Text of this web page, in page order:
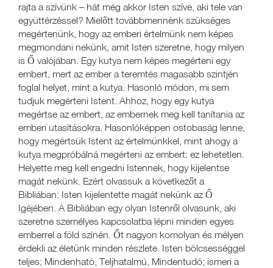
rajta a szívünk – hát még akkor Isten szíve, aki tele van
együttérzéssel? Mielőtt továbbmennénk szükséges
megértenünk, hogy az emberi értelmünk nem képes
megmondani nekünk, amit Isten szeretne, hogy milyen
is Ő valójában. Egy kutya nem képes megérteni egy
embert, mert az ember a teremtés magasabb szintjén
foglal helyet, mint a kutya. Hasonló módon, mi sem
tudjuk megérteni Istent. Ahhoz, hogy egy kutya
megértse az embert, az embernek meg kell tanítania az
emberi utasításokra. Hasonlóképpen ostobaság lenne,
hogy megértsük Istent az értelmünkkel, mint ahogy a
kutya megpróbálná megérteni az embert: ez lehetetlen.
Helyette meg kell engedni Istennek, hogy kijelentse
magát nekünk. Ezért olvassuk a következőt a
Bibliában: Isten kijelentette magát nekünk az Ő
Igéjében. A Bibliában egy olyan Istenről olvasunk, aki
szeretne személyes kapcsolatba lépni minden egyes
emberrel a föld színén. Őt nagyon komolyan és mélyen
érdekli az életünk minden részlete. Isten bölcsességgel
teljes; Mindenható, Teljhatalmú, Mindentudó; ismeri a